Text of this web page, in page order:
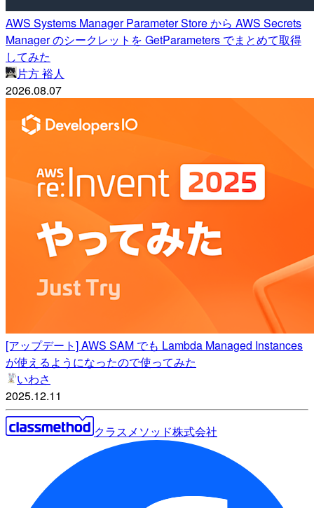
AWS Systems Manager Parameter Store から AWS Secrets
Manager のシークレットを GetParameters でまとめて取得
してみた
片方 裕人
2026.08.07
[アップデート] AWS SAM でも Lambda Managed Instances
が使えるようになったので使ってみた
いわさ
2025.12.11
クラスメソッド株式会社